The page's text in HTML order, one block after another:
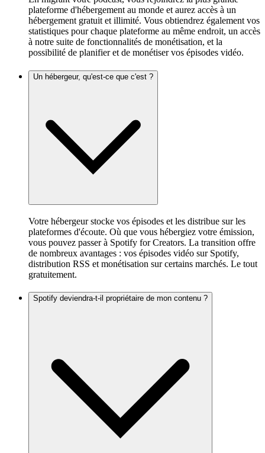
plateforme d'hébergement au monde et aurez accès à un
hébergement gratuit et illimité. Vous obtiendrez également vos
statistiques pour chaque plateforme au même endroit, un accès
à notre suite de fonctionnalités de monétisation, et la
possibilité de planifier et de monétiser vos épisodes vidéo.
Un hébergeur, qu'est-ce que c'est ?
Votre hébergeur stocke vos épisodes et les distribue sur les
plateformes d'écoute. Où que vous hébergiez votre émission,
vous pouvez passer à Spotify for Creators. La transition offre
de nombreux avantages : vos épisodes vidéo sur Spotify,
distribution RSS et monétisation sur certains marchés. Le tout
gratuitement.
Spotify deviendra-t-il propriétaire de mon contenu ?